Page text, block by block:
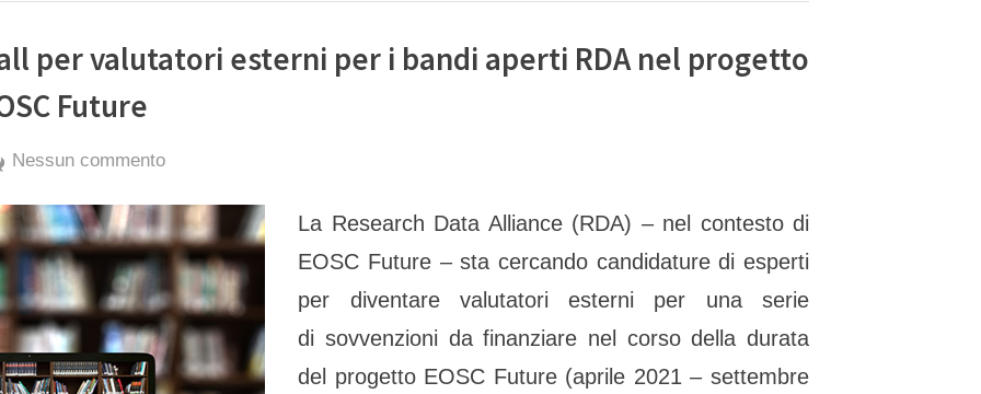
per valutatori esterni per i bandi aperti RDA nel progetto
Future
Posted
17 Novembre 2022
By
exporter
Nessun commentosu
per valutatori
esterni
per
i
bandi
aperti
La Research Data Alliance (RDA) – nel contesto di
EOSC Future – sta cercando candidature di esperti
per diventare valutatori esterni per una serie
di sovvenzioni da finanziare nel corso della durata
del progetto EOSC Future (aprile 2021 – settembre